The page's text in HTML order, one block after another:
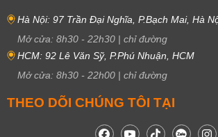
Hà Nội: 97 Trần Đại Nghĩa, P.Bạch Mai, Hà
Mở cửa: 8h30 - 22h30 | chỉ đường
HCM: 92 Lê Văn Sỹ, P.Phú Nhuận, HCM
Mở cửa: 8h30 - 22h00 | chỉ đường
THEO DÕI CHÚNG TÔI TẠI